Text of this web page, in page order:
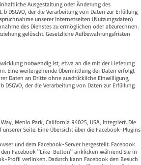
Ausgestaltung oder Änderung des
DSGVO, der die Verarbeitung von Daten zur Erfüllung
unserer Internetseiten (Nutzungsdaten)
des Dienstes zu ermöglichen oder abzurechnen.
gelöscht. Gesetzliche Aufbewahrungsfristen
notwendig ist, etwa an die mit der Lieferung
Eine weitergehende Übermittlung der Daten erfolgt
Daten an Dritte ohne ausdrückliche Einwilligung,
der die Verarbeitung von Daten zur Erfüllung
Menlo Park, California 94025, USA, integriert. Die
Seite. Eine Übersicht über die Facebook-Plugins
und dem Facebook-Server hergestellt. Facebook
Facebook "Like-Button" anklicken während Sie in
Profil verlinken. Dadurch kann Facebook den Besuch